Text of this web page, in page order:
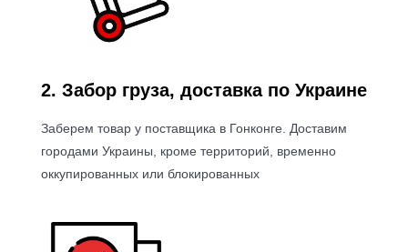
2. Забор груза, доставка по Украине
Заберем товар у поставщика в Гонконге. Доставим
городами Украины, кроме территорий, временно
оккупированных или блокированных